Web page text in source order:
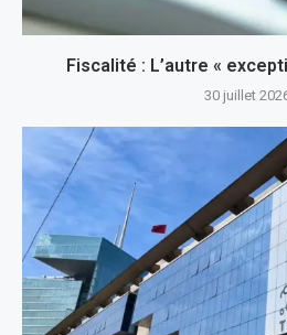
Fiscalité : L’autre «
30 juillet